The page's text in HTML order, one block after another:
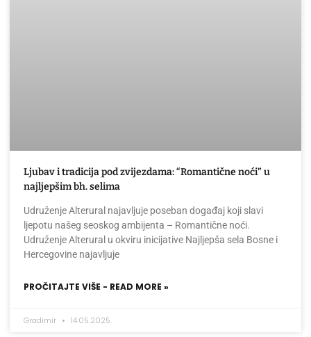
Ljubav i tradicija pod zvijezdama: “Romantične noći” u
najljepšim bh. selima
Udruženje Alterural najavljuje poseban događaj koji slavi
ljepotu našeg seoskog ambijenta – Romantične noći.
Udruženje Alterural u okviru inicijative Najljepša sela Bosne i
Hercegovine najavljuje
PROČITAJTE VIŠE - READ MORE »
Gradimir 14.05.2025.